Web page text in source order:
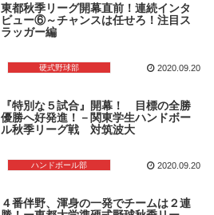
硬式野球部
東都秋季リーグ開幕直前！連続インタ
ビュー⑥～チャンスは任せろ！注目ス
ラッガー編
2020.09.20
ハンドボール部
『特別な５試合』開幕！ 目標の全勝
優勝へ好発進！－関東学生ハンドボー
ル秋季リーグ戦 対筑波大
2020.09.20
４番伴野、渾身の一発でチームは２連